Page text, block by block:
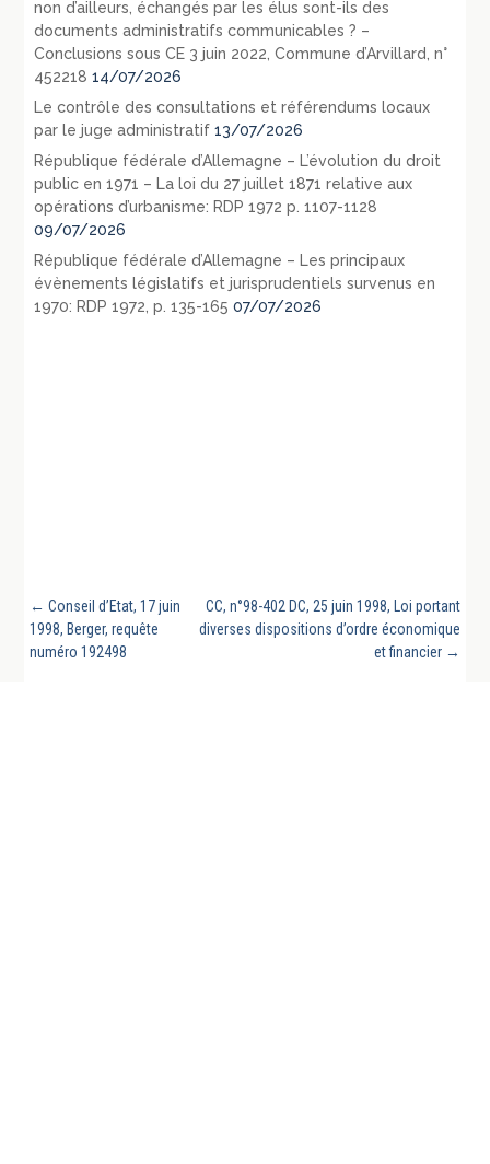
non d’ailleurs, échangés par les élus sont-ils des
documents administratifs communicables ? –
Conclusions sous CE 3 juin 2022, Commune d’Arvillard, n°
452218 14/07/2026
Le contrôle des consultations et référendums locaux
par le juge administratif 13/07/2026
République fédérale d’Allemagne – L’évolution du droit
public en 1971 – La loi du 27 juillet 1871 relative aux
opérations d’urbanisme: RDP 1972 p. 1107-1128
09/07/2026
République fédérale d’Allemagne – Les principaux
évènements législatifs et jurisprudentiels survenus en
1970: RDP 1972, p. 135-165 07/07/2026
← Conseil d’Etat, 17 juin
1998, Berger, requête
numéro 192498
CC, n°98-402 DC, 25 juin 1998, Loi portant
diverses dispositions d’ordre économique
et financier →